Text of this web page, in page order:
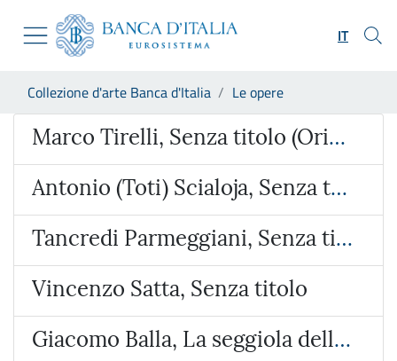
Skip to Main Content
Vai al sito istituzionale
Vai al menu di navigazione
Vai alla ricerca
Vai al footer
IT
Collezione d'arte Banca d'Italia Le opere
Opera
Marco Tirelli, Senza titolo (Orizzonte)
Antonio (Toti) Scialoja, Senza titolo
Tancredi Parmeggiani, Senza titolo
Vincenzo Satta, Senza titolo
Giacomo Balla, La seggiola dell'uomo strano